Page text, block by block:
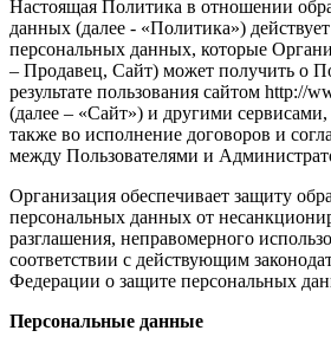
Настоящая Политика в отношении
данных (далее - «Политика»)
персональных данных, которые
– Продавец, Сайт) может получить о
результате пользования сайтом http://
(далее – «Сайт») и другими
также во исполнение договоров и
между Пользователями и
Организация обеспечивает защиту
персональных данных от
разглашения, неправомерного
соответствии с действующим
Федерации о защите персональных
Персональные данные